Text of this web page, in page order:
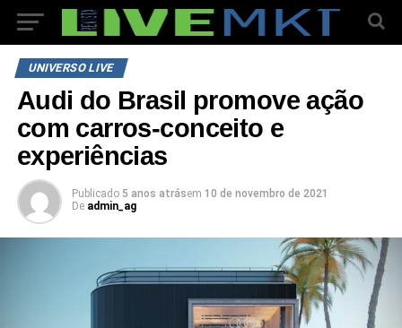
UNIVERSO LIVE
Audi do Brasil promove ação
com carros-conceito e
experiências
Publicado 5 anos atrásem 10 de novembro de 2021
De admin_ag